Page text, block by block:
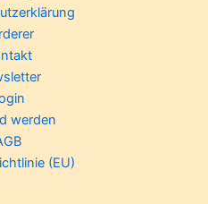
werden
(EU)